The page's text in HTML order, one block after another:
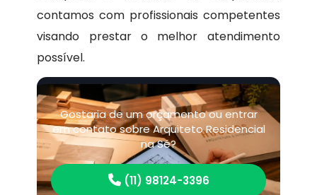
contamos com profissionais competentes
visando prestar o melhor atendimento
possível.
Gostaria de um orçamento ou entrar
em contato sobre Arquiteto Residencial
na Sé?
(11) 98124-3396